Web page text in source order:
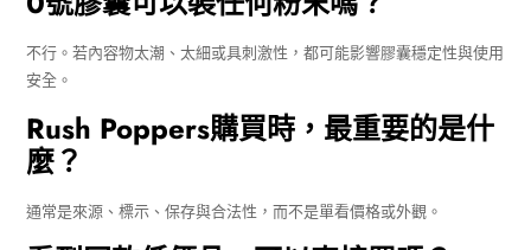
不行。若內容物太潮、太細或具刺激性，都可能影響膠囊穩定性與使用
安全。
Rush Poppers購買時，最重要的是什
麼？
通常是來源、標示、保存與合法性，而不是單看價格或外觀。